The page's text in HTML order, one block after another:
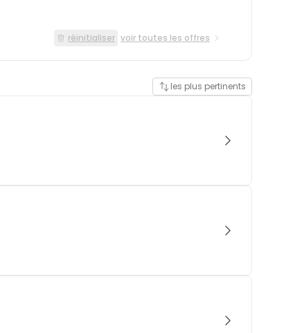
réinitialiser voir toutes les offres
les plus pertinents